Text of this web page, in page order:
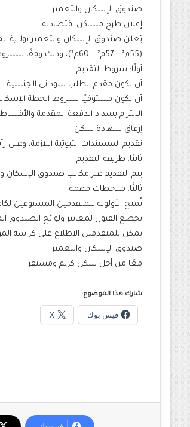
صندوق الإسكان والتعمير
إعلان طرح مساكن اقتصادية
يُعلن صندوق الإسكان والتعمير
(55م² – 57م² – 60م²)، وذلك وفقًا للشروط والضوابط التالية:
أولًا: شروط التقديم
أن يكون مقدم الطلب سوداني الجنسية.
أن يكون مستوفيًا لشروط الخطة
الالتزام بسداد الدفعة المقدمة
إرفاق شهادة سكن.
تقديم المستندات الثبوتية اللازمة، وعلى
ثانيًا: طريقة التقديم
يتم التقديم عبر مكاتب صندوق الإسكان
ثالثًا: ملاحظات مهمة
تُمنح الأولوية للمتقدمين المستوفين
يخضع القبول لمعايير ولوائح الصندوق
يمكن للمتقدمين الاطلاع على كراسة
صندوق الإسكان والتعمير
معًا من أجل سكن كريم ومستقر
شارك هذا الموضوع:
فيس بوك X